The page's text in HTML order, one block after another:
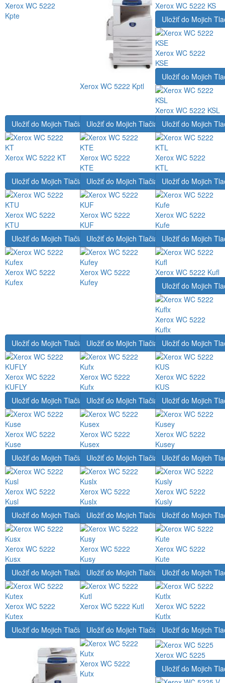
Xerox WC 5222
Kpte
Xerox WC 5222 Kptl
Xerox WC 5222 KS
Uložiť do Mojich
Xerox WC 5222
KSE
Uložiť do Mojich
Xerox WC 5222 KSL
Uložiť do Mojich Tlačiarní
Xerox WC 5222 KT
Uložiť do Mojich Tlačiarní
Xerox WC 5222
KTE
Uložiť do Mojich
Xerox WC 5222
KTL
Uložiť do Mojich Tlačiarní
Xerox WC 5222
KTU
Uložiť do Mojich Tlačiarní
Xerox WC 5222
KUF
Uložiť do Mojich
Xerox WC 5222
Kufe
Uložiť do Mojich Tlačiarní
Xerox WC 5222
Kufex
Uložiť do Mojich Tlačiarní
Xerox WC 5222
Kufey
Uložiť do Mojich
Xerox WC 5222 Kufl
Uložiť do Mojich
Xerox WC 5222
Kuflx
Uložiť do Mojich Tlačiarní
Xerox WC 5222
KUFLY
Uložiť do Mojich Tlačiarní
Xerox WC 5222
Kufx
Uložiť do Mojich
Xerox WC 5222
KUS
Uložiť do Mojich Tlačiarní
Xerox WC 5222
Kuse
Uložiť do Mojich Tlačiarní
Xerox WC 5222
Kusex
Uložiť do Mojich
Xerox WC 5222
Kusey
Uložiť do Mojich Tlačiarní
Xerox WC 5222
Kusl
Uložiť do Mojich Tlačiarní
Xerox WC 5222
Kuslx
Uložiť do Mojich
Xerox WC 5222
Kusly
Uložiť do Mojich Tlačiarní
Xerox WC 5222
Kusx
Uložiť do Mojich Tlačiarní
Xerox WC 5222
Kusy
Uložiť do Mojich
Xerox WC 5222
Kute
Uložiť do Mojich Tlačiarní
Xerox WC 5222
Kutex
Uložiť do Mojich Tlačiarní
Xerox WC 5222 Kutl
Uložiť do Mojich
Xerox WC 5222
Kutlx
Uložiť do Mojich TlačiarníUložiť do Mojich Tlačiarní
Xerox WC 5222
Kutx
Uložiť do Mojich
Xerox WC 5225
Uložiť do Mojich